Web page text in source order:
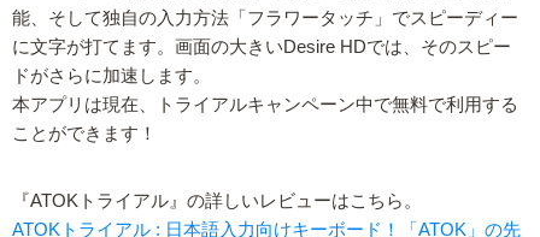
能、そして独自の入力方法「フラワータッチ」でスピーディー
に文字が打てます。画面の大きいDesire HDでは、そのスピー
ドがさらに加速します。
本アプリは現在、トライアルキャンペーン中で無料で利用する
ことができます！
『ATOKトライアル』の詳しいレビューはこちら。
ATOKトライアル : 日本語入力向けキーボード！「ATOK」の先